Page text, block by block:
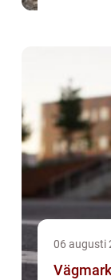
06 augusti